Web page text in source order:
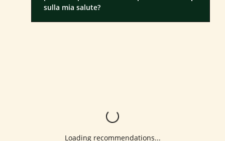
sulla mia salute?
Loading recommendations...